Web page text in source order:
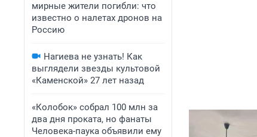
мирные жители погибли: что
известно о налетах дронов на
Россию
Нагиева не узнать! Как
выглядели звезды культовой
«Каменской» 27 лет назад
«Колобок» собрал 100 млн за
два дня проката, но фанаты
Человека-паука объявили ему